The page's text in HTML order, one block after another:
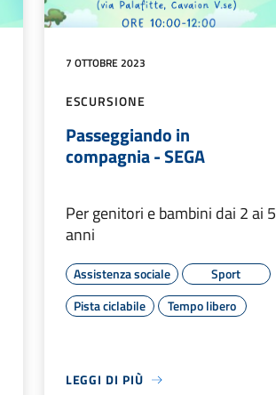
7 OTTOBRE 2023
ESCURSIONE
Passeggiando in
compagnia - SEGA
Per genitori e bambini dai 2 ai 5
anni
Assistenza sociale
Sport
Pista ciclabile
Tempo libero
LEGGI DI PIÙ